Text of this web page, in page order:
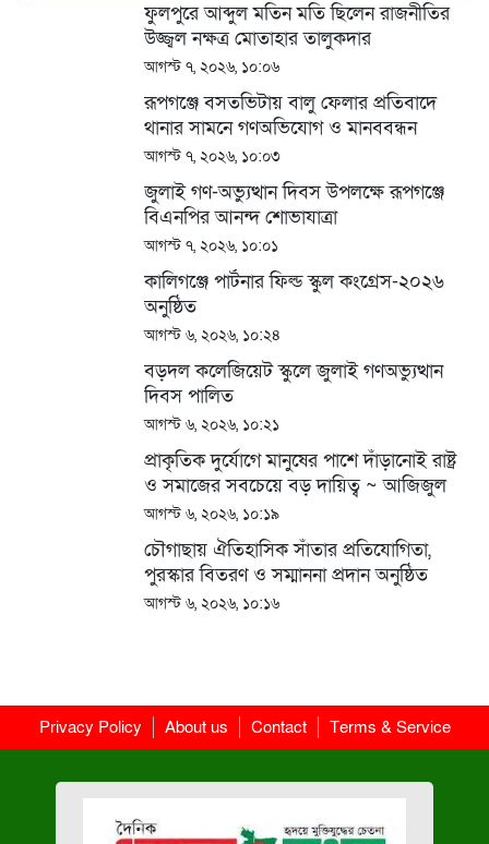
ফুলপুরে আব্দুল মতিন মতি ছিলেন রাজনীতির
উজ্জ্বল নক্ষত্র মোতাহার তালুকদার
আগস্ট ৭, ২০২৬, ১০:০৬
রূপগঞ্জে বসতভিটায় বালু ফেলার প্রতিবাদে
থানার সামনে গণঅভিযোগ ও মানববন্ধন
আগস্ট ৭, ২০২৬, ১০:০৩
জুলাই গণ-অভ্যুত্থান দিবস উপলক্ষে রূপগঞ্জে
বিএনপির আনন্দ শোভাযাত্রা
আগস্ট ৭, ২০২৬, ১০:০১
কালিগঞ্জে পার্টনার ফিল্ড স্কুল কংগ্রেস-২০২৬
অনুষ্ঠিত
আগস্ট ৬, ২০২৬, ১০:২৪
বড়দল কলেজিয়েট স্কুলে জুলাই গণঅভ্যুত্থান
দিবস পালিত
আগস্ট ৬, ২০২৬, ১০:২১
প্রাকৃতিক দুর্যোগে মানুষের পাশে দাঁড়ানোই রাষ্ট্র
ও সমাজের সবচেয়ে বড় দায়িত্ব ~ আজিজুল
বারী হেলাল
আগস্ট ৬, ২০২৬, ১০:১৯
চৌগাছায় ঐতিহাসিক সাঁতার প্রতিযোগিতা,
পুরস্কার বিতরণ ও সম্মাননা প্রদান অনুষ্ঠিত
আগস্ট ৬, ২০২৬, ১০:১৬
Privacy Policy About us Contact Terms & Service